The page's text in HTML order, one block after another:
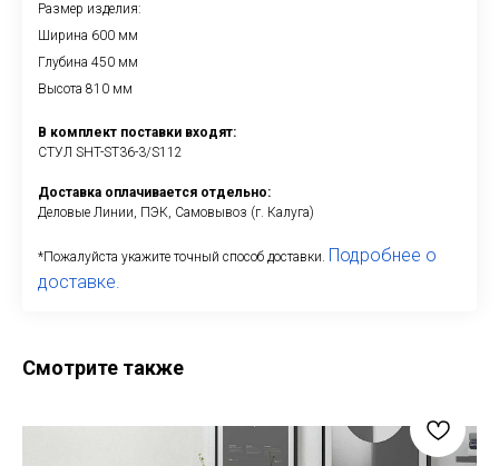
Размер изделия:
Ширина 600 мм
Глубина 450 мм
Высота 810 мм
В комплект поставки входят:
СТУЛ SHT-ST36-3/S112
Доставка оплачивается отдельно:
Деловые Линии, ПЭК, Самовывоз (г. Калуга)
*Пожалуйста укажите точный способ доставки. Подробнее о
доставке.
Смотрите также